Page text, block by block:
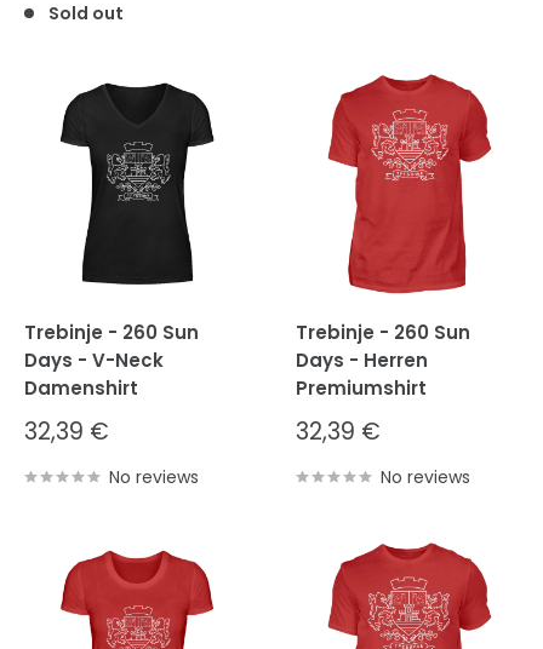
Sold out
Trebinje - 260 Sun
Days - V-Neck
Damenshirt
Sale
price
32,39 €
No reviews
Trebinje - 260 Sun
Days - Herren
Premiumshirt
Sale
price
32,39 €
No reviews